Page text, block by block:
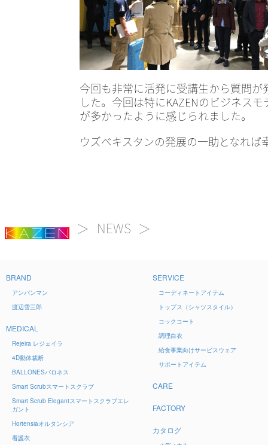
今回も非常に活発に受講生から質問
した。今回は特にKAZENのビジネス
が多かったように感じられました。
ウズベキスタンの発展の一助となれば
NEWS
BRAND
アンパンマン
渡辺雪三郎
MEDICAL
Rejeira レジェイラ
4D動体裁断
BALLONESバロネス
Smart Scrubスマートスクラブ
Smart Scrub Elegantスマートスクラブエレ
ガント
Hortensiaオルタンシア
看護衣
SERVICE
コーディネートアイテム
トップス（シャツスタイル）
コックコート
調理白衣
給食事業向けサービスウェア
サポートアイテム
CARE
FACTORY
カタログ